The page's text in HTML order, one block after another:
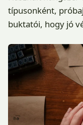
típusonként,
buktatói, hogy jó